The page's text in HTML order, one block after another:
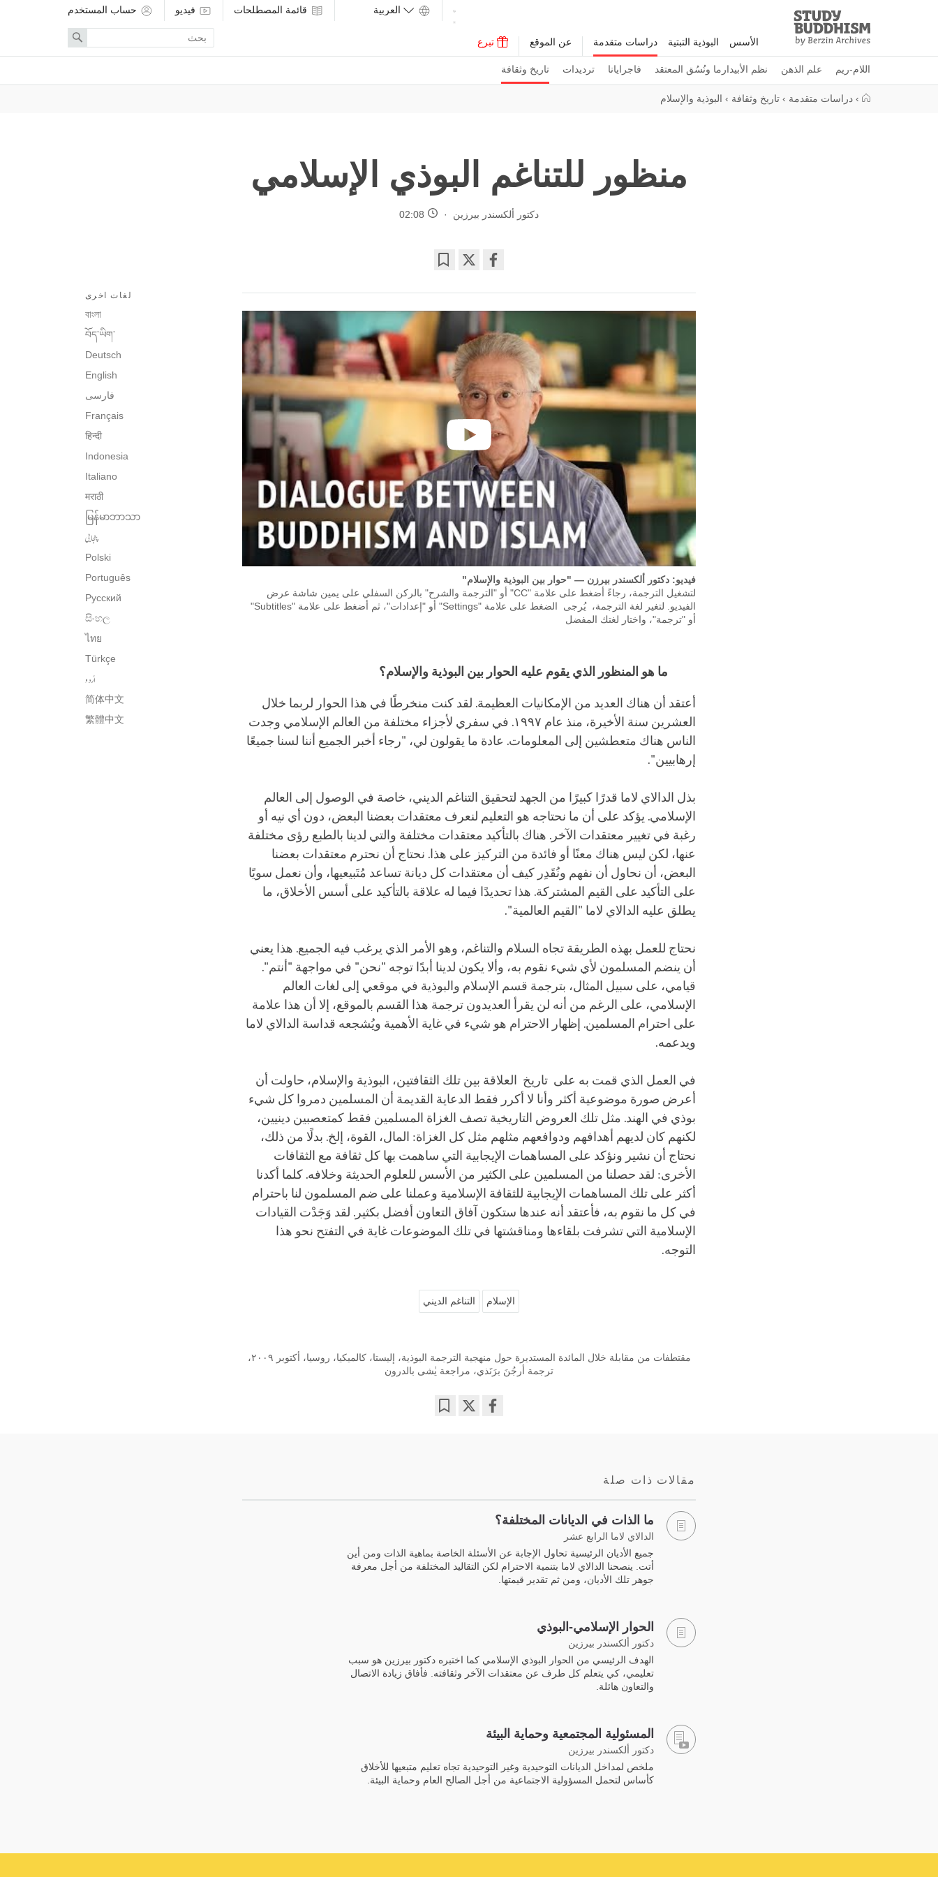
Study
Buddhism
Home
الأسس البوذية التبتية دراسات متقدمة
اللام-ريم علم الذهن نظم الأبيدارما ونُسُق المعتقد فاجرايانا ترديدات تاريخ وثقافة
عن الموقع تبرع
قائمة المصطلحات فيديو حساب المستخدم
search
term
Search
› دراسات متقدمة › تاريخ وثقافة › البوذية والإسلام
منظور للتناغم البوذي الإسلامي
دكتور ألكسندر بيرزين 02:08
on
لغات اخرى
বাংলা
བོད་ཡིག་
Deutsch
English
فارسی
Français
हिन्दी
Indonesia
Italiano
मराठी
မြန်မာဘာသာ
پنجابی
Polski
Português
Русский
සිංහල
ไทย
Türkçe
اُردو
简体中文
繁體中文
فيديو: دكتور ألكسندر بيرزن ‪—‬ "حوار بين البوذية والإسلام"
لتشغيل الترجمة، رجاءً أضغط على علامة "CC" أو "الترجمة والشرح" بالركن السفلي على يمين شاشة عرض
الفيديو. لتغير لغة الترجمة، يُرجى الضغط على علامة "Settings" أو "إعدادات"، ثم أضغط على علامة "Subtitles"
أو "ترجمة"، واختار لغتك المفضل
ما هو المنظور الذي يقوم عليه الحوار بين البوذية والإسلام؟
أعتقد أن هناك العديد من الإمكانيات العظيمة. لقد كنت منخرطًا في هذا الحوار لربما خلال
العشرين سنة الأخيرة، منذ عام ١٩٩٧. في سفري لأجزاء مختلفة من العالم الإسلامي وجدت
الناس هناك متعطشين إلى المعلومات. عادة ما يقولون لي، "رجاء أخبر الجميع أننا لسنا جميعًا
إرهابيين".
بذل الدالاي لاما قدرًا كبيرًا من الجهد لتحقيق التناغم الديني، خاصة في الوصول إلى العالم
الإسلامي. يؤكد على أن ما نحتاجه هو التعليم لنعرف معتقدات بعضنا البعض، دون أي نيه أو
رغبة في تغيير معتقدات الآخر. هناك بالتأكيد معتقدات مختلفة والتي لدينا بالطبع رؤى مختلفة
عنها، لكن ليس هناك معنًا أو فائدة من التركيز على هذا. نحتاج أن نحترم معتقدات بعضنا
البعض، أن نحاول أن نفهم ونُقَدِر كيف أن معتقدات كل ديانة تساعد مُتَبيعيها، وأن نعمل سويًا
على التأكيد على القيم المشتركة. هذا تحديدًا فيما له علاقة بالتأكيد على أسس الأخلاق، ما
يطلق عليه الدالاي لاما "القيم العالمية".
نحتاج للعمل بهذه الطريقة تجاه السلام والتناغم، وهو الأمر الذي يرغب فيه الجميع. هذا يعني
أن ينضم المسلمون لأي شيء نقوم به، وألا يكون لدينا أبدًا توجه "نحن" في مواجهة "أنتم".
قيامي، على سبيل المثال، بترجمة قسم الإسلام والبوذية في موقعي إلى لغات العالم
الإسلامي، على الرغم من أنه لن يقرأ العديدون ترجمة هذا القسم بالموقع، إلا أن هذا علامة
على احترام المسلمين. إظهار الاحترام هو شيء في غاية الأهمية ويُشجعه قداسة الدالاي لاما
ويدعمه.
في العمل الذي قمت به على تاريخ العلاقة بين تلك الثقافتين‎، البوذية والإسلام، حاولت أن
أعرض صورة موضوعية أكثر وأنا لا أكرر فقط الدعاية القديمة أن المسلمين دمروا كل شيء
بوذي في الهند. مثل تلك العروض التاريخية تصف الغزاة المسلمين فقط كمتعصبين دينيين،
لكنهم كان لديهم أهدافهم ودوافعهم مثلهم مثل كل الغزاة: المال، القوة، إلخ. بدلًا من ذلك،
نحتاج أن نشير ونؤكد على المساهمات الإيجابية التي ساهمت بها كل ثقافة مع الثقافات
الأخرى: لقد حصلنا من المسلمين على الكثير من الأسس للعلوم الحديثة وخلافه. كلما أكدنا
أكثر على تلك المساهمات الإيجابية للثقافة الإسلامية وعملنا على ضم المسلمون لنا باحترام
في كل ما نقوم به، فأعتقد أنه عندها ستكون آفاق التعاون أفضل بكثير. لقد وَجَدْت القيادات
الإسلامية التي تشرفت بلقاءها ومناقشتها في تلك الموضوعات غاية في التفتح نحو هذا
التوجه.
الإسلام التناغم الديني
مقتطفات من مقابلة خلال المائدة المستديرة حول منهجية الترجمة البوذية، إليستا، كالميكيا، روسيا، أكتوبر ٢٠٠٩،
ترجمة أرجُنَ برَنَذي، مراجعة يٰشى بالدرون
مقالات ذات صلة
ما الذات في الديانات المختلفة؟
الدالاي لاما الرابع عشر
جميع الأديان الرئيسية تحاول الإجابة عن الأسئلة الخاصة بماهية الذات ومن أين
أتت. ينصحنا الدالاي لاما بتنمية الاحترام لكن التقاليد المختلفة من أجل معرفة
جوهر تلك الأديان، ومن ثم تقدير قيمتها.
الحوار الإسلامي-البوذي
دكتور ألكسندر بيرزين
الهدف الرئيسي من الحوار البوذي الإسلامي كما اختبره دكتور بيرزين هو سبب
تعليمي، كي يتعلم كل طرف عن معتقدات الآخر وثقافته. فأفاق زيادة الاتصال
والتعاون هائلة.
المسئولية المجتمعية وحماية البيئة
دكتور ألكسندر بيرزين
ملخص لمداخل الديانات التوحيدية وغير التوحيدية تجاه تعليم متبعيها للأخلاق
كأساس لتحمل المسؤولية الاجتماعية من أجل الصالح العام وحماية البيئة.